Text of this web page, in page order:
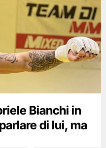
Bianchi in
di lui, ma